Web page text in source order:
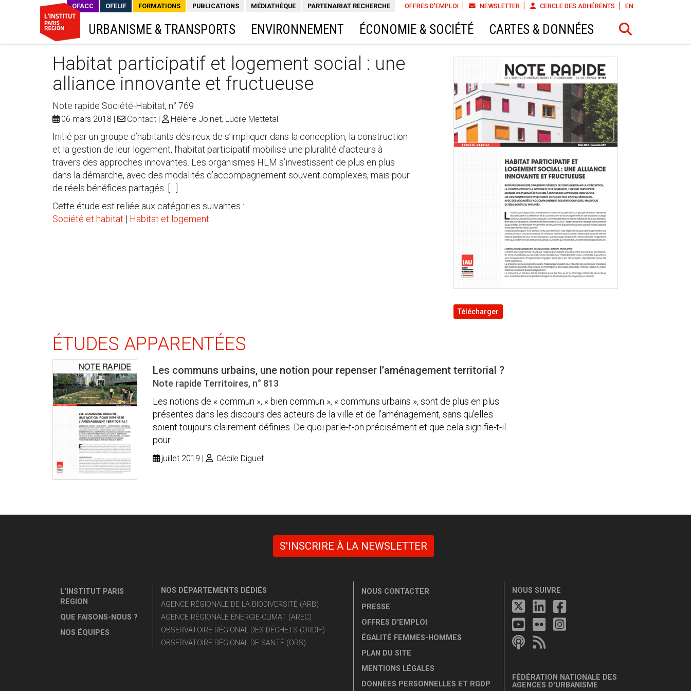
OFFRES D'EMPLOI NEWSLETTER CERCLE DES ADHÉRENTS EN
OFACC OFELIF FORMATIONS PUBLICATIONS MÉDIATHÈQUE PARTENARIAT RECHERCHE
URBANISME & TRANSPORTS ENVIRONNEMENT ÉCONOMIE & SOCIÉTÉ CARTES & DONNÉES
Habitat participatif et logement social : une
alliance innovante et fructueuse
Note rapide Société-Habitat, n° 769
06 mars 2018 Contact Hélène Joinet, Lucile Mettetal
Initié par un groupe d’habitants désireux de s’impliquer dans la conception, la construction
et la gestion de leur logement, l’habitat participatif mobilise une pluralité d’acteurs à
travers des approches innovantes. Les organismes HLM s’investissent de plus en plus
dans la démarche, avec des modalités d’accompagnement souvent complexes, mais pour
de réels bénéfices partagés. […]
Cette étude est reliée aux catégories suivantes :
Société et habitat | Habitat et logement
Télécharger
ÉTUDES APPARENTÉES
Les communs urbains, une notion pour repenser l’aménagement territorial ?
Note rapide Territoires, n° 813
Les notions de « commun », « bien commun », « communs urbains », sont de plus en plus
présentes dans les discours des acteurs de la ville et de l’aménagement, sans qu’elles
soient toujours clairement définies. De quoi parle-t-on précisément et que cela signifie-t-il
pour ...
juillet 2019 Cécile Diguet
S'INSCRIRE À LA NEWSLETTER
L'INSTITUT PARIS
REGION
QUE FAISONS-NOUS ?
NOS ÉQUIPES
NOS DÉPARTEMENTS DÉDIÉS
AGENCE RÉGIONALE DE LA BIODIVERSITÉ (ARB)
AGENCE RÉGIONALE ÉNERGIE-CLIMAT (AREC)
OBSERVATOIRE RÉGIONAL DES DÉCHETS (ORDIF)
OBSERVATOIRE RÉGIONAL DE SANTÉ (ORS)
NOUS CONTACTER
PRESSE
OFFRES D'EMPLOI
ÉGALITÉ FEMMES-HOMMES
PLAN DU SITE
MENTIONS LÉGALES
DONNÉES PERSONNELLES ET RGDP
NOUS SUIVRE
FÉDÉRATION NATIONALE DES
AGENCES D'URBANISME